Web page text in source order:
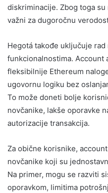
diskriminacije. Zbog toga
važni za dugoročnu
Hegotá takođe uključuje
funkcionalnostima. Account
fleksibilnije Ethereum
ugovornu logiku bez
To može doneti bolje
novčanike, lakše oporavke
autorizacije transakcija.
Za obične korisnike,
novčanike koji su
Na primer, mogu se razviti
oporavkom, limitima